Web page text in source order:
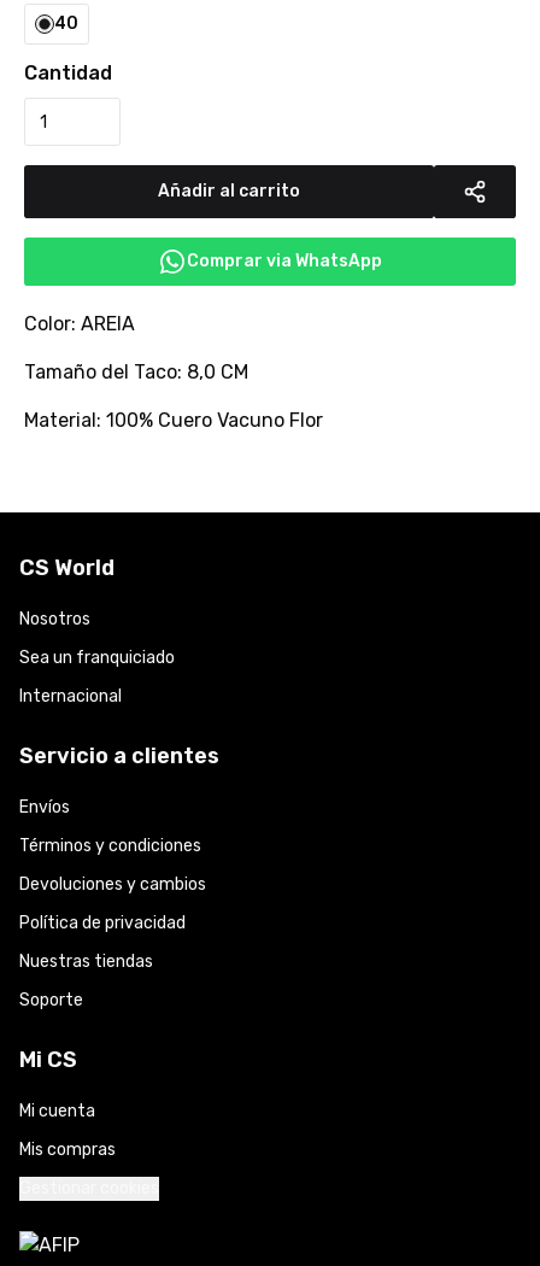
40
Cantidad
Añadir al carrito
Comprar via WhatsApp
Color: AREIA
Tamaño del Taco: 8,0 CM
Material: 100% Cuero Vacuno Flor
CS World
Nosotros
Sea un franquiciado
Internacional
Servicio a clientes
Envíos
Términos y condiciones
Devoluciones y cambios
Política de privacidad
Nuestras tiendas
Soporte
Mi CS
Mi cuenta
Mis compras